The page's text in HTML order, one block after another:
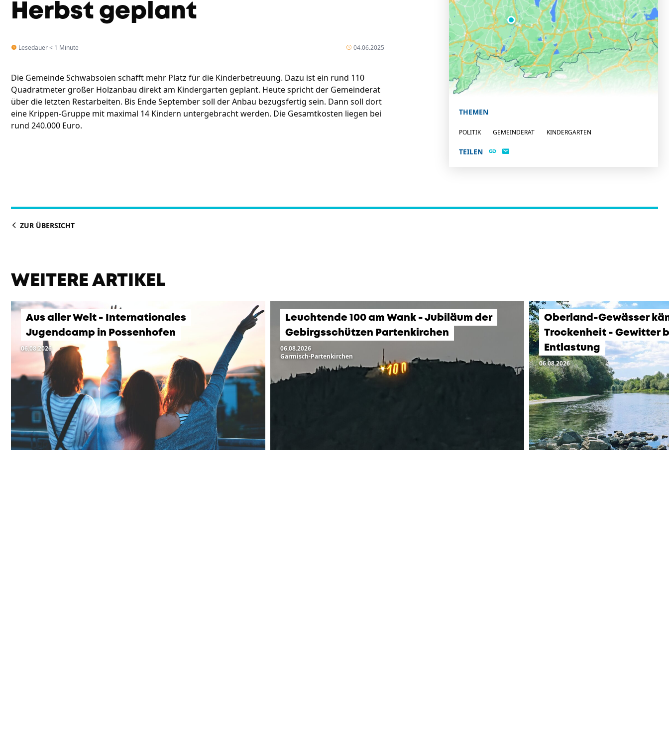
Herbst geplant
Lesedauer < 1 Minute 04.06.2025
Die Gemeinde Schwabsoien schafft mehr Platz für die Kinderbetreuung. Dazu ist ein rund 110
Quadratmeter großer Holzanbau direkt am Kindergarten geplant. Heute spricht der Gemeinderat
über die letzten Restarbeiten. Bis Ende September soll der Anbau bezugsfertig sein. Dann soll dort
eine Krippen-Gruppe mit maximal 14 Kindern untergebracht werden. Die Gesamtkosten liegen bei
rund 240.000 Euro.
THEMEN
POLITIK GEMEINDERAT KINDERGARTEN
TEILEN
ZUR ÜBERSICHT
WEITERE ARTIKEL
Aus aller Welt - Internationales
Jugendcamp in Possenhofen
06.08.2026
Leuchtende 100 am Wank - Jubiläum der
Gebirgsschützen Partenkirchen
06.08.2026
Garmisch-Partenkirchen
Oberland-Gewässer
Trockenheit - Gewitter
Entlastung
06.08.2026